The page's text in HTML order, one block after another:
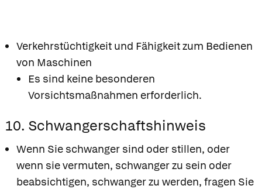
Verkehrstüchtigkeit und Fähigkeit zum Bedienen
von Maschinen
Es sind keine besonderen
Vorsichtsmaßnahmen erforderlich.
10. Schwangerschaftshinweis
Wenn Sie schwanger sind oder stillen, oder
wenn sie vermuten, schwanger zu sein oder
beabsichtigen, schwanger zu werden, fragen Sie